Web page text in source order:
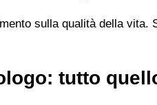
sulla qualità della
tutto